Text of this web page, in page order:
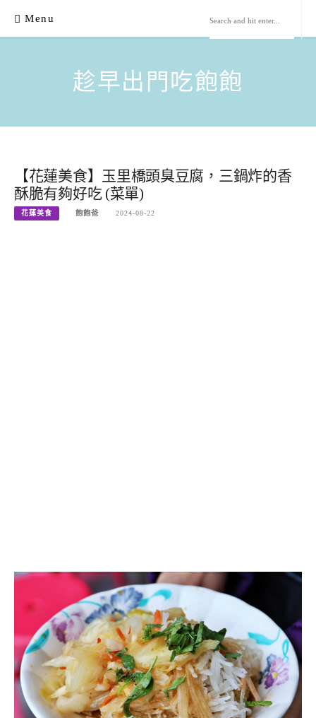
content
Menu
趁早出門吃飽飽
【花蓮美食】玉里橋頭臭豆腐，三鍋炸的香
酥脆有夠好吃 (菜單)
花蓮美食 飽飽爸 2024-08-22